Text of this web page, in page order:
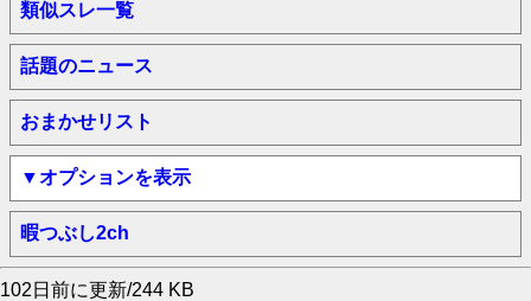
類似スレ一覧
話題のニュース
おまかせリスト
▼オプションを表示
暇つぶし2ch
102日前に更新/244 KB